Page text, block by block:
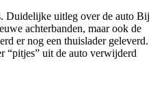
Duidelijke uitleg over de auto Bij
achterbanden, maar ook de
er nog een thuislader geleverd.
“pitjes” uit de auto verwijderd